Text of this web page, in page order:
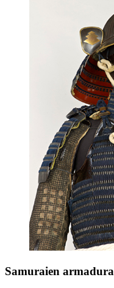
Samuraien armadura